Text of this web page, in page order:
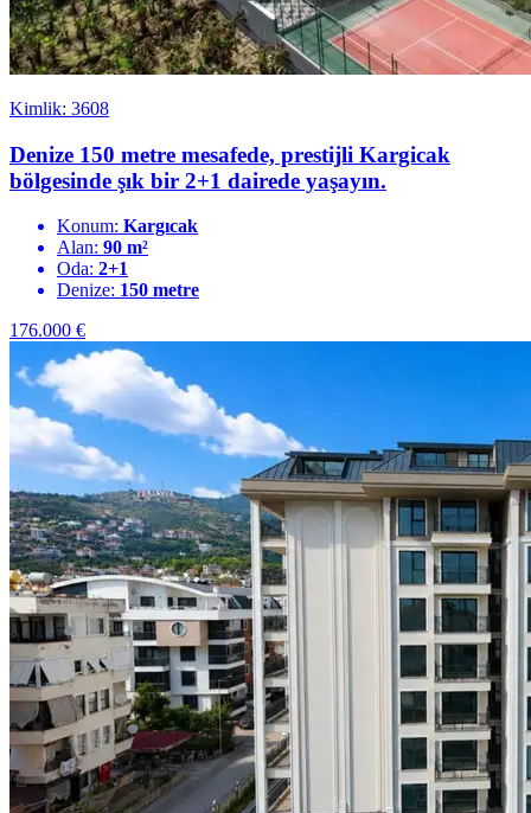
Kimlik: 3608
Denize 150 metre mesafede, prestijli Kargicak
bölgesinde şık bir 2+1 dairede yaşayın.
Konum: Kargıcak
Alan: 90 m²
Oda: 2+1
Denize: 150 metre
176.000 €